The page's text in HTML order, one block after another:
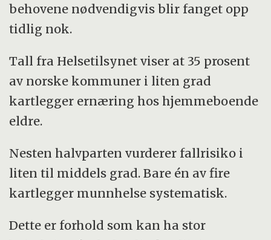
behovene nødvendigvis blir fanget opp
tidlig nok.
Tall fra Helsetilsynet viser at 35 prosent
av norske kommuner i liten grad
kartlegger ernæring hos hjemmeboende
eldre.
Nesten halvparten vurderer fallrisiko i
liten til middels grad. Bare én av fire
kartlegger munnhelse systematisk.
Dette er forhold som kan ha stor